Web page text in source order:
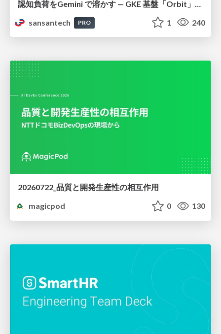
sansantech
PRO 1 240
20260722_品質と開発生産性の相互作用
magicpod
0 130